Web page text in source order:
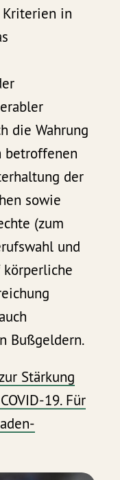
Kriterien in
die Wahrung
betroffenen
der
sowie
(zum
und
körperliche
Bußgeldern.
Stärkung
19. Für